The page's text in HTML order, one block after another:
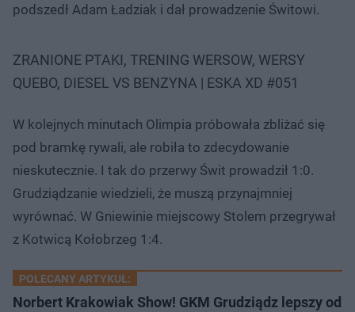
podszedł Adam Ładziak i dał prowadzenie Świtowi.
ZRANIONE PTAKI, TRENING WERSOW, WERSY
QUEBO, DIESEL VS BENZYNA | ESKA XD #051
W kolejnych minutach Olimpia próbowała zbliżać się
pod bramkę rywali, ale robiła to zdecydowanie
nieskutecznie. I tak do przerwy Świt prowadził 1:0.
Grudziądzanie wiedzieli, że muszą przynajmniej
wyrównać. W Gniewinie miejscowy Stolem przegrywał
z Kotwicą Kołobrzeg 1:4.
POLECANY ARTYKUŁ:
Norbert Krakowiak Show! GKM Grudziądz lepszy od